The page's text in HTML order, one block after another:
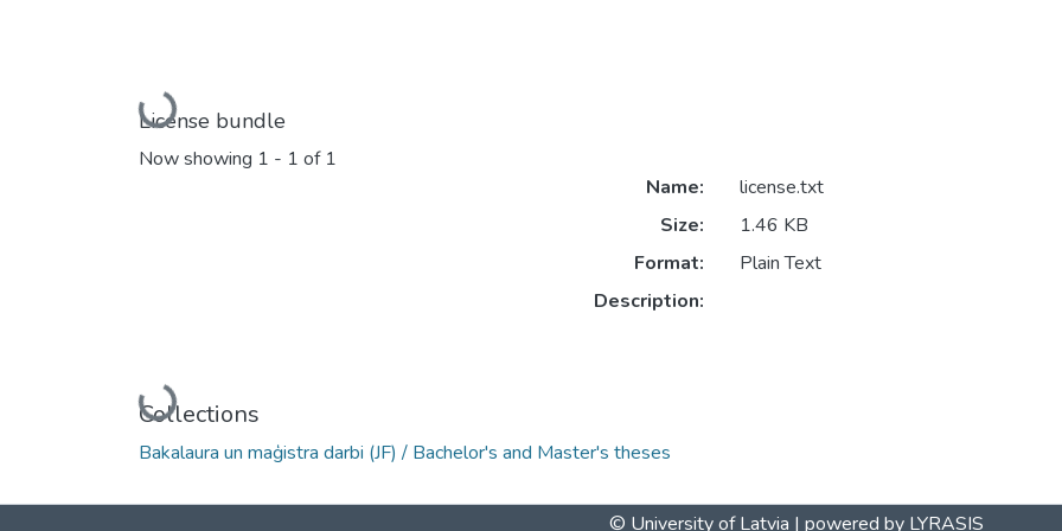
Loading...
License bundle
Now showing 1 - 1 of 1
Loading...
Name:
license.txt
Size:
1.46 KB
Format:
Plain Text
Description:
Collections
Bakalaura un maģistra darbi (JF) / Bachelor's and Master's theses
© University of Latvia | powered by LYRASIS